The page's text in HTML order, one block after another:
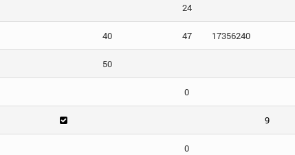
24
40 47 17356240
50
0
9
0